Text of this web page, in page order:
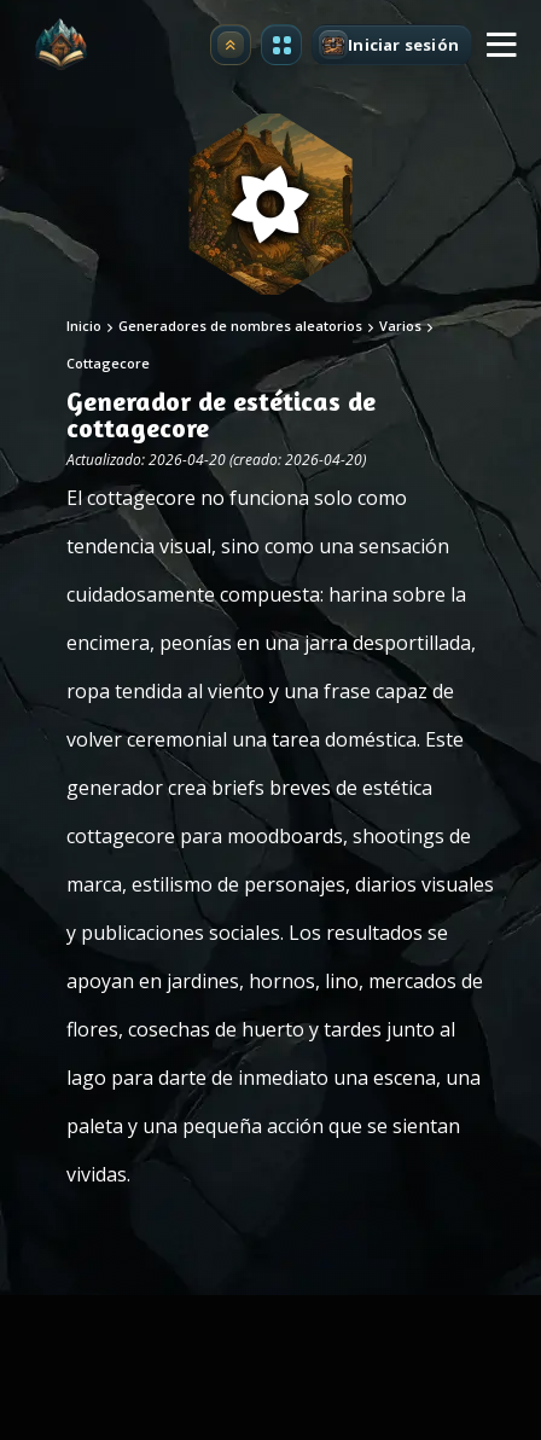
Mejorar Iniciar sesión
Inicio Generadores de nombres aleatorios Varios
Cottagecore
Generador de estéticas de
cottagecore
Actualizado: 2026-04-20 (creado: 2026-04-20)
El cottagecore no funciona solo como
tendencia visual, sino como una sensación
cuidadosamente compuesta: harina sobre la
encimera, peonías en una jarra desportillada,
ropa tendida al viento y una frase capaz de
volver ceremonial una tarea doméstica. Este
generador crea briefs breves de estética
cottagecore para moodboards, shootings de
marca, estilismo de personajes, diarios visuales
y publicaciones sociales. Los resultados se
apoyan en jardines, hornos, lino, mercados de
flores, cosechas de huerto y tardes junto al
lago para darte de inmediato una escena, una
paleta y una pequeña acción que se sientan
vividas.